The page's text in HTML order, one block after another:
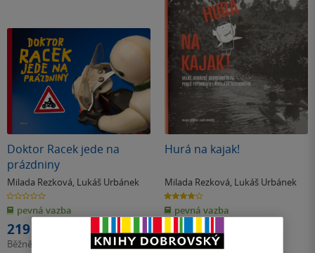
Doktor Racek jede na
prázdniny
Milada Rezková, Lukáš Urbánek
0.0
z
5
hvězdiček
pevná vazba
219 Kč
Běžně
Hurá na kajak!
Milada Rezková, Lukáš Urbánek
4.0
z
5
hvězdiček
pevná vazba
309 Kč
Běžně345 Kč